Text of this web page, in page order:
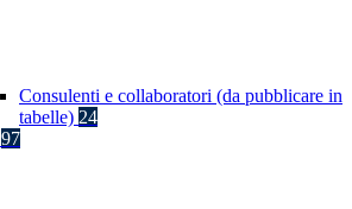
Consulenti e collaboratori (da pubblicare in
tabelle) 24
97